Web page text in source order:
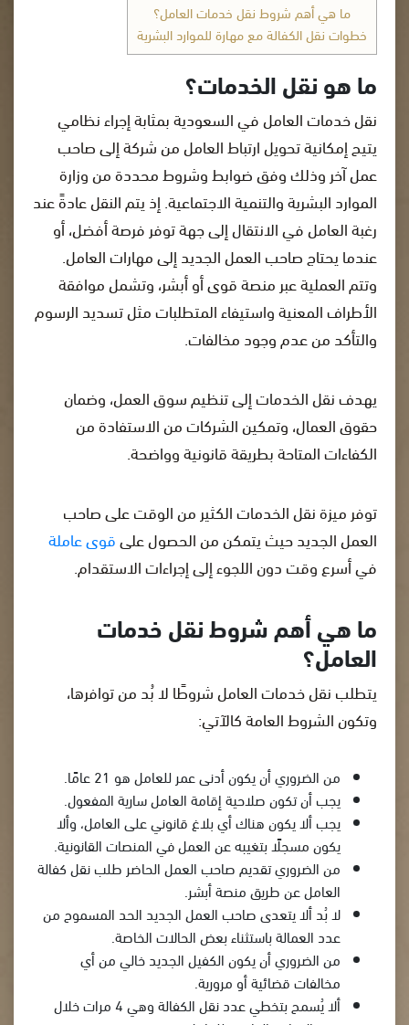
ما هي أهم شروط نقل خدمات العامل؟
خطوات نقل الكفالة مع مهارة للموارد البشرية
ما هو نقل الخدمات؟
نقل خدمات العامل في السعودية بمثابة إجراء نظامي
يتيح إمكانية تحويل ارتباط العامل من شركة إلى صاحب
عمل آخر وذلك وفق ضوابط وشروط محددة من وزارة
الموارد البشرية والتنمية الاجتماعية. إذ يتم النقل عادةً عند
رغبة العامل في الانتقال إلى جهة توفر فرصة أفضل، أو
عندما يحتاج صاحب العمل الجديد إلى مهارات العامل.
وتتم العملية عبر منصة قوى أو أبشر، وتشمل موافقة
الأطراف المعنية واستيفاء المتطلبات مثل تسديد الرسوم
والتأكد من عدم وجود مخالفات.
يهدف نقل الخدمات إلى تنظيم سوق العمل، وضمان
حقوق العمال، وتمكين الشركات من الاستفادة من
الكفاءات المتاحة بطريقة قانونية وواضحة.
توفر ميزة نقل الخدمات الكثير من الوقت على صاحب
العمل الجديد حيث يتمكن من الحصول علىقوى عاملة
في أسرع وقت دون اللجوء إلى إجراءات الاستقدام.
ما هي أهم شروط نقل خدمات
العامل؟
يتطلب نقل خدمات العامل شروطًا لا بُد من توافرها،
وتكون الشروط العامة كالآتي:
من الضروري أن يكون أدنى عمر للعامل هو 21 عامًا.
يجب أن تكون صلاحية إقامة العامل سارية المفعول.
يجب ألا يكون هناك أي بلاغ قانوني على العامل، وألا
يكون مسجلًا بتغيبه عن العمل في المنصات القانونية.
من الضروري تقديم صاحب العمل الحاضر طلب نقل كفالة
العامل عن طريق منصة أبشر.
لا بُد ألا يتعدى صاحب العمل الجديد الحد المسموح من
عدد العمالة باستثناء بعض الحالات الخاصة.
من الضروري أن يكون الكفيل الجديد خالي من أي
مخالفات قضائية أو مرورية.
ألا يُسمح بتخطي عدد نقل الكفالة وهي 4 مرات خلال